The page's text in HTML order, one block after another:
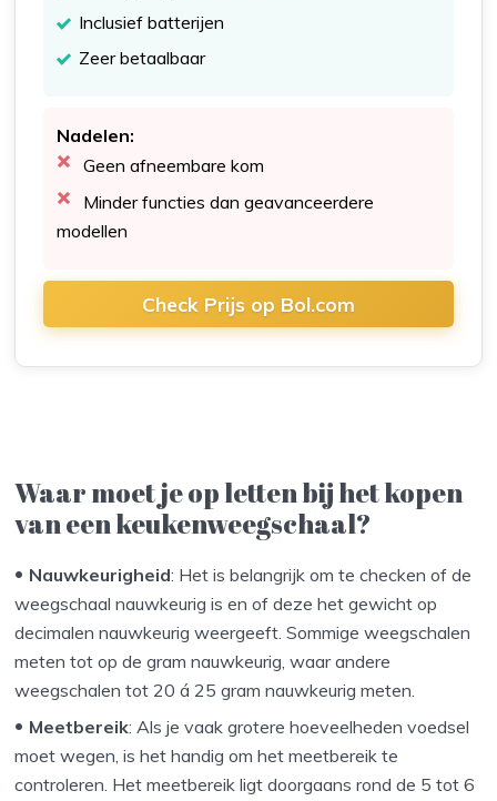
Inclusief batterijen
Zeer betaalbaar
Nadelen:
Geen afneembare kom
Minder functies dan geavanceerdere
modellen
Check Prijs op Bol.com
Waar moet je op letten bij het kopen
van een keukenweegschaal?
Nauwkeurigheid: Het is belangrijk om te checken of de
weegschaal nauwkeurig is en of deze het gewicht op
decimalen nauwkeurig weergeeft. Sommige weegschalen
meten tot op de gram nauwkeurig, waar andere
weegschalen tot 20 á 25 gram nauwkeurig meten.
Meetbereik: Als je vaak grotere hoeveelheden voedsel
moet wegen, is het handig om het meetbereik te
controleren. Het meetbereik ligt doorgaans rond de 5 tot 6